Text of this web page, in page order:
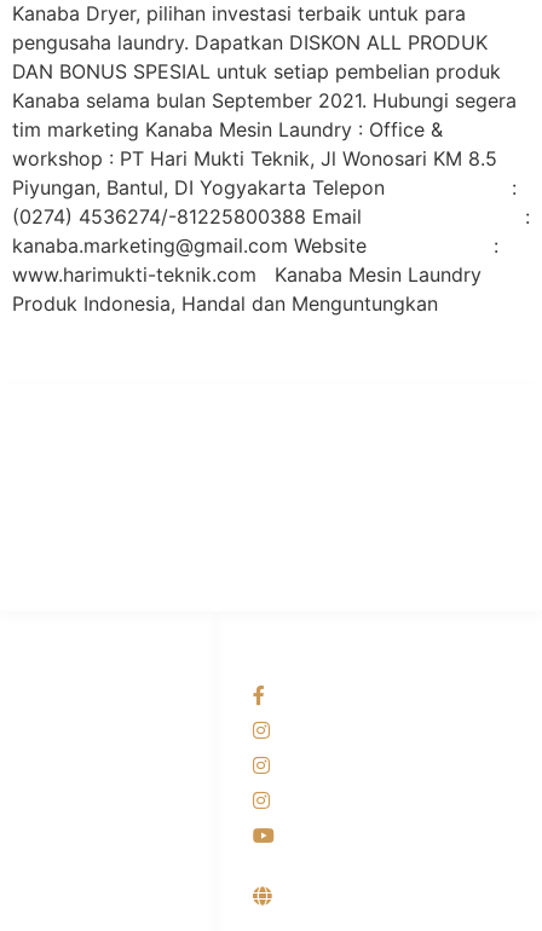
Kanaba Dryer, pilihan investasi terbaik untuk para
pengusaha laundry. Dapatkan DISKON ALL PRODUK
DAN BONUS SPESIAL untuk setiap pembelian produk
Kanaba selama bulan September 2021. Hubungi segera
tim marketing Kanaba Mesin Laundry : Office &
workshop : PT Hari Mukti Teknik, Jl Wonosari KM 8.5
Piyungan, Bantul, DI Yogyakarta Telepon :
(0274) 4536274/-81225800388 Email :
kanaba.marketing@gmail.com Website :
www.harimukti-teknik.com Kanaba Mesin Laundry
Produk Indonesia, Handal dan Menguntungkan